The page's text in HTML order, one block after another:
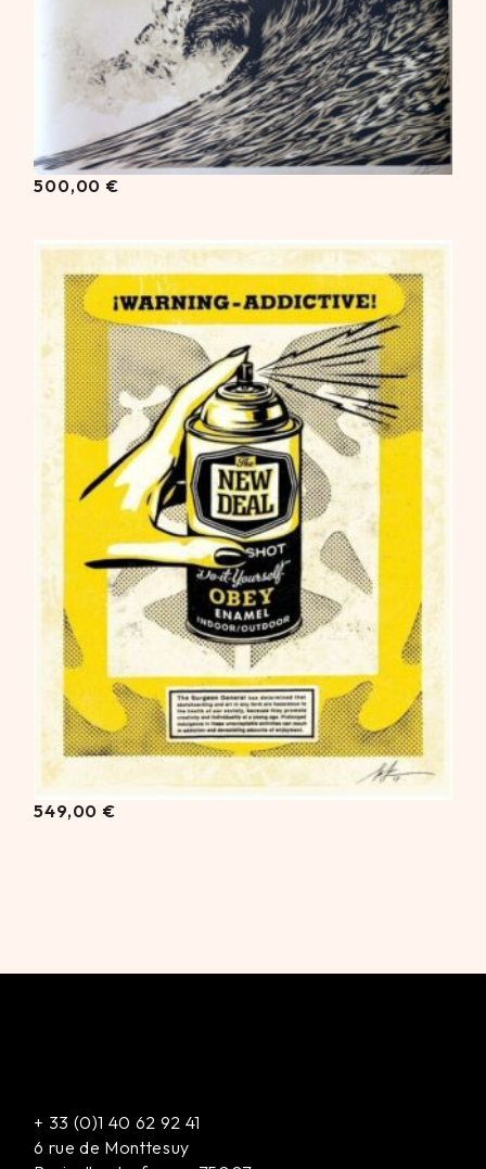
500,00€
500,00 €
549,00€
549,00 €
+ 33 (0)1 40 62 92 41
6 rue de Monttesuy